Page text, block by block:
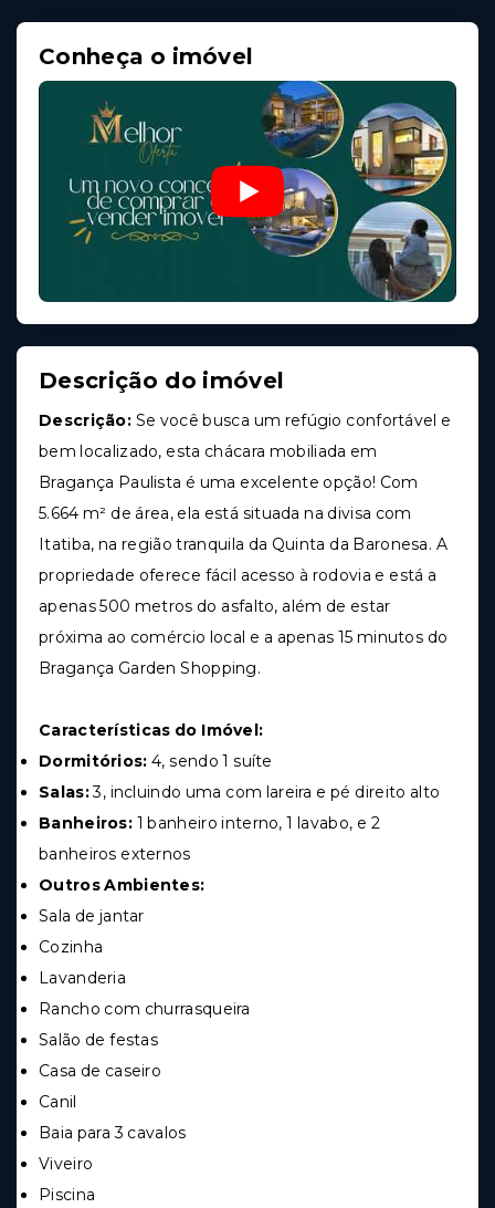
Conheça o imóvel
Descrição do imóvel
Descrição: Se você busca um refúgio confortável e
bem localizado, esta chácara mobiliada em
Bragança Paulista é uma excelente opção! Com
5.664 m² de área, ela está situada na divisa com
Itatiba, na região tranquila da Quinta da Baronesa. A
propriedade oferece fácil acesso à rodovia e está a
apenas 500 metros do asfalto, além de estar
próxima ao comércio local e a apenas 15 minutos do
Bragança Garden Shopping.
Características do Imóvel:
Dormitórios: 4, sendo 1 suíte
Salas:3, incluindo uma com lareira e pé direito alto
Banheiros: 1 banheiro interno, 1 lavabo, e 2
banheiros externos
Outros Ambientes:
Sala de jantar
Cozinha
Lavanderia
Rancho com churrasqueira
Salão de festas
Casa de caseiro
Canil
Baia para 3 cavalos
Viveiro
Piscina